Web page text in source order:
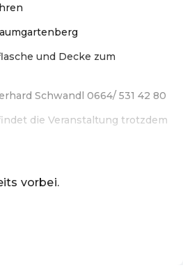
und Decke zum
Schwandl 0664/ 531 42 80
die Veranstaltung trotzdem
vorbei.